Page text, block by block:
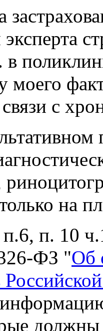
в
моего
связи с
на
п. 10
ФЗ "Об
должны